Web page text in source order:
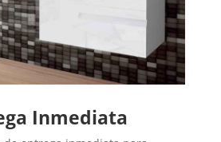
Inmediata